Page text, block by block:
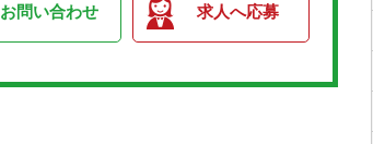
お問い合わせ 求人へ応募